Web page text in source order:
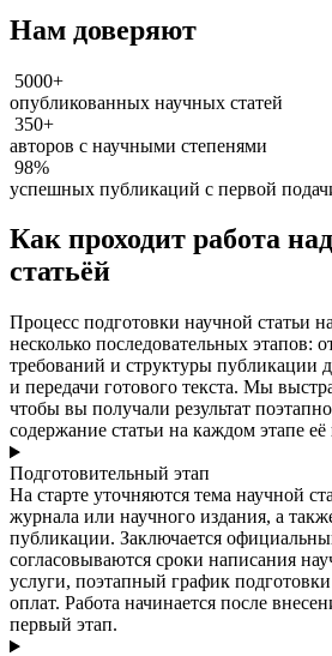
Нам доверяют
5000+
опубликованных научных статей
350+
авторов с научными степенями
98%
успешных публикаций с первой
Как проходит работа
статьёй
Процесс подготовки научной статьи
несколько последовательных этапов:
требований и структуры публикации
и передачи готового текста. Мы
чтобы вы получали результат
содержание статьи на каждом этапе её
Подготовительный этап
На старте уточняются тема научной
журнала или научного издания, а
публикации. Заключается
согласовываются сроки написания
услуги, поэтапный график
оплат. Работа начинается после
первый этап.